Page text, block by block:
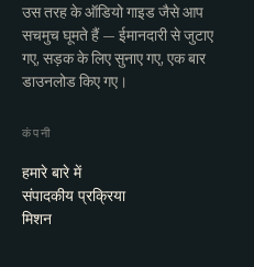
उस तरह के ऑडियो गाइड जैसे आप
सचमुच घूमते हैं — ईमानदारी से जुटाए
गए, सड़क के लिए सुनाए गए, एक बार
डाउनलोड किए गए।
कंपनी
हमारे बारे में
संपादकीय प्रक्रिया
मिशन